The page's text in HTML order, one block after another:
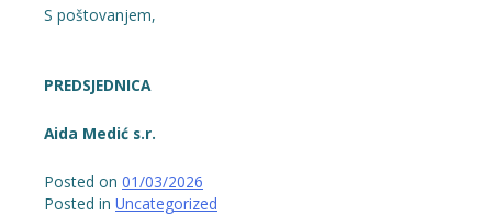
S poštovanjem,
PREDSJEDNICA
Aida Medić s.r.
Posted on 01/03/2026
Posted in Uncategorized